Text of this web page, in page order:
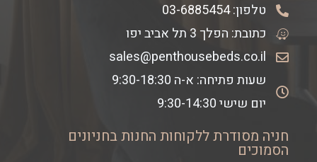
טלפון:03-6885454
כתובת: הפלך 3 תל אביב יפו
sales@penthousebeds.co.il
שעות פתיחה: א-ה 9:30-18:30
יום שישי 9:30-14:30
חניה מסודרת ללקוחות החנות בחניונים
הסמוכים